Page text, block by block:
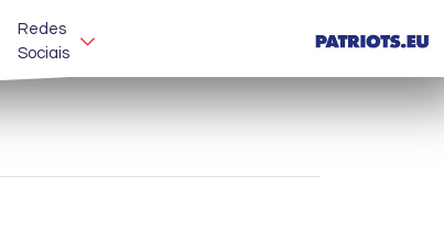
Redes
Sociais